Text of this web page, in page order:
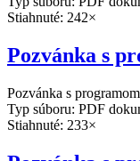
Stiahnuté: 242×
Pozvánka s
Pozvánka s
Typ súboru: PDF
Stiahnuté: 233×